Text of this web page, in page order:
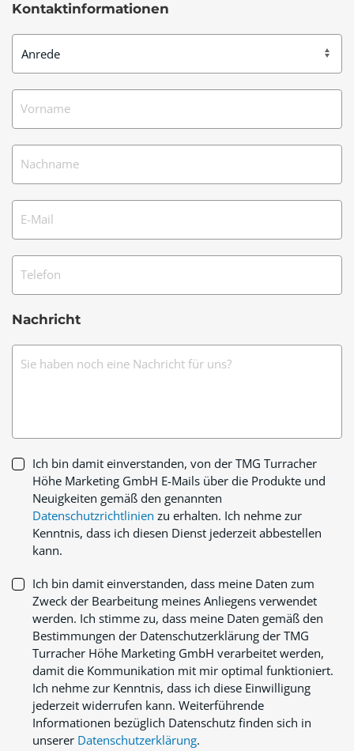
Kontaktinformationen
Vorname
Nachname
E-Mail
Telefon
Nachricht
Sie haben noch eine Nachricht für uns?
Ich bin damit einverstanden, von der TMG Turracher
Höhe Marketing GmbH E-Mails über die Produkte und
Neuigkeiten gemäß den genannten
Datenschutzrichtlinien zu erhalten. Ich nehme zur
Kenntnis, dass ich diesen Dienst jederzeit abbestellen
kann.
Ich bin damit einverstanden, dass meine Daten zum
Zweck der Bearbeitung meines Anliegens verwendet
werden. Ich stimme zu, dass meine Daten gemäß den
Bestimmungen der Datenschutzerklärung der TMG
Turracher Höhe Marketing GmbH verarbeitet werden,
damit die Kommunikation mit mir optimal funktioniert.
Ich nehme zur Kenntnis, dass ich diese Einwilligung
jederzeit widerrufen kann. Weiterführende
Informationen bezüglich Datenschutz finden sich in
unserer Datenschutzerklärung.